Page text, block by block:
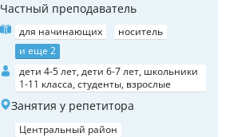
Частный преподаватель
для начинающих
носитель
и еще 2
дети 4-5 лет, дети 6-7 лет, школьники
1-11 класса, студенты, взрослые
Занятия у репетитора
Центральный район